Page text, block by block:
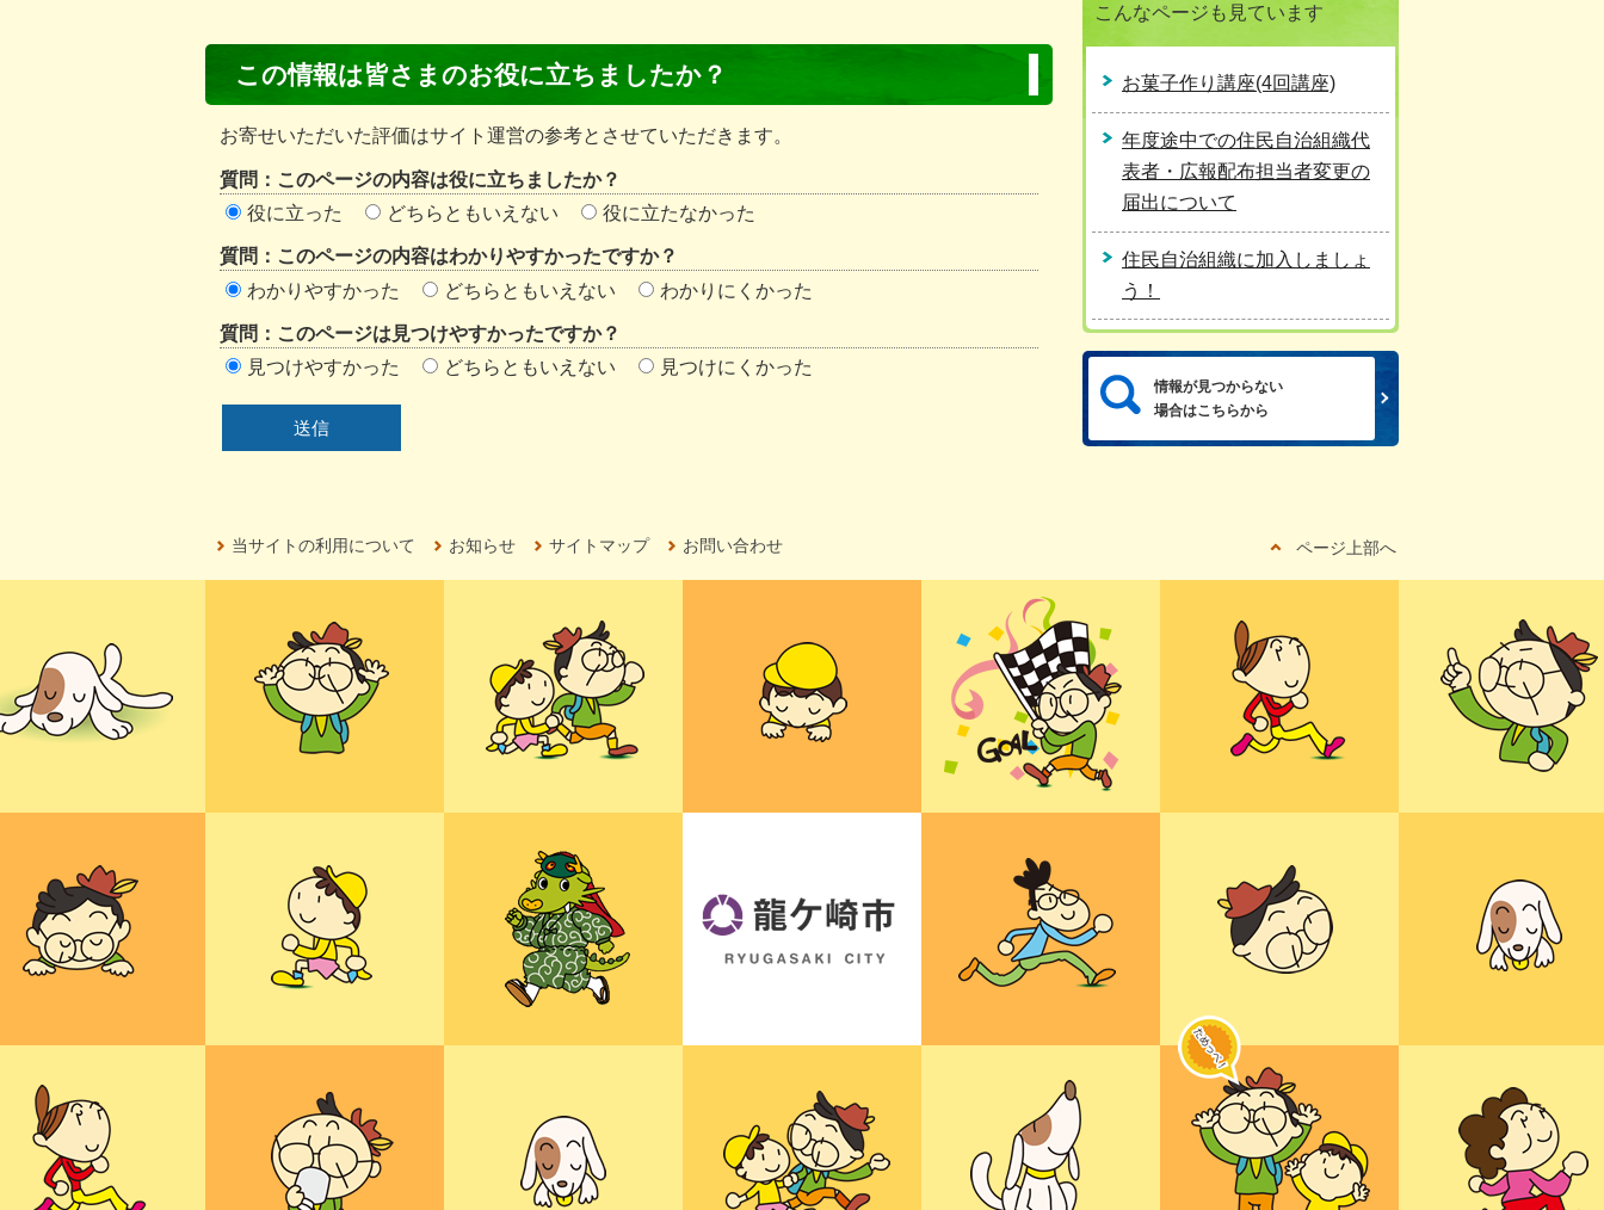
ン
テ
ン
ツ
価
リ
ア
この情報は皆さまのお役に立ちましたか？
お寄せいただいた評価はサイト運営の参考とさせていただきます。
質問：このページの内容は役に立ちましたか？
役に立った
どちらともいえない 役に立たなかった
質問：このページの内容はわかりやすかったですか？
わかりやすかった
どちらともいえない わかりにくかった
質問：このページは見つけやすかったですか？
見つけやすかった
どちらともいえない 見つけにくかった
こんなページも見ています
お菓子作り講座(4回講座)
年度途中での住民自治組織代
表者・広報配布担当者変更の
届出について
住民自治組織に加入しましょ
う！
情報が見つからない
場合はこちらから
当サイトの利用について お知らせ サイトマップ お問い合わせ ページ上部へ